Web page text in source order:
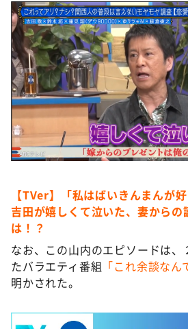
【TVer】「私はばいきんまんが
吉田が嬉しくて泣いた、妻からの
は！？
なお、この山内のエピソードは
たバラエティ番組 「これ余談なん
明かされた。